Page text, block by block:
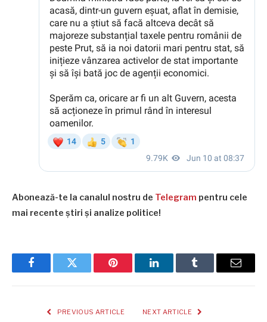
Abonează-te la canalul nostru de Telegram pentru cele
mai recente știri și analize politice!
FacebookTwitter Pinterest LinkedInTumblr Email
PREVIOUS ARTICLE NEXT ARTICLE